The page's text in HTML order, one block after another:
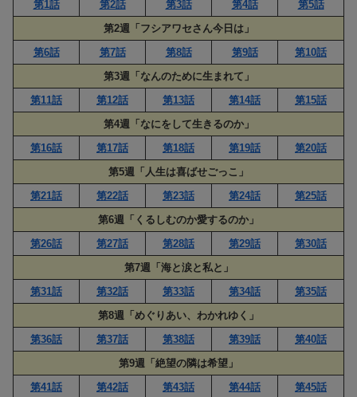
第1話
第2話 第3話 第4話
第5話
第2週「フシアワセさん今日は」
第6話
第7話 第8話 第9話
第10話
第3週「なんのために生まれて」
第11話
第12話 第13話 第14話
第15話
第4週「なにをして生きるのか」
第16話
第17話 第18話 第19話
第20話
第5週「人生は喜ばせごっこ」
第21話
第22話 第23話 第24話
第25話
第6週「くるしむのか愛するのか」
第26話
第27話 第28話 第29話
第30話
第7週「海と涙と私と」
第31話
第32話 第33話 第34話
第35話
第8週「めぐりあい、わかれゆく」
第36話
第37話 第38話 第39話
第40話
第9週「絶望の隣は希望」
第41話
第42話 第43話 第44話 第45話